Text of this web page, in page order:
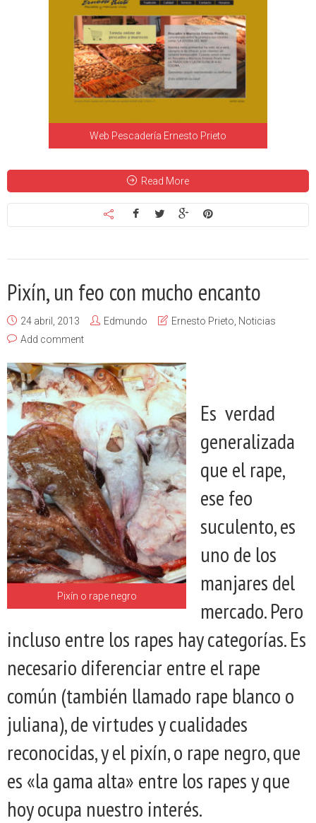
Web Pescadería Ernesto Prieto
Read More
Pixín, un feo con mucho encanto
24 abril, 2013 Edmundo Ernesto Prieto Noticias
Add comment
Pixín o rape negro
Es verdad
generalizada
que el rape,
ese feo
suculento, es
uno de los
manjares del
mercado. Pero
incluso entre los rapes hay categorías. Es
necesario diferenciar entre el rape
común (también llamado rape blanco o
juliana), de virtudes y cualidades
reconocidas, y el pixín, o rape negro, que
es «la gama alta» entre los rapes y que
hoy ocupa nuestro interés.